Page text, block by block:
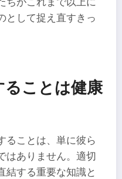
として捉え直すきっ
ることは健康
ることは、単に彼ら
はありません。適切
結する重要な知識と